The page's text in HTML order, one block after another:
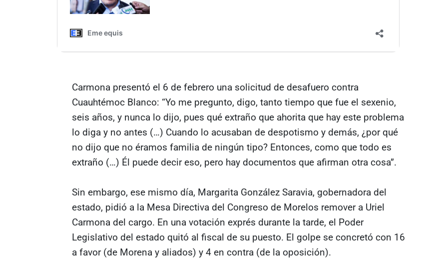
Carmona presentó el 6 de febrero una solicitud de desafuero contra
Cuauhtémoc Blanco: “Yo me pregunto, digo, tanto tiempo que fue el sexenio,
seis años, y nunca lo dijo, pues qué extraño que ahorita que hay este problema
lo diga y no antes (…) Cuando lo acusaban de despotismo y demás, ¿por qué
no dijo que no éramos familia de ningún tipo? Entonces, como que todo es
extraño (…) Él puede decir eso, pero hay documentos que afirman otra cosa”.
Sin embargo, ese mismo día, Margarita González Saravia, gobernadora del
estado, pidió a la Mesa Directiva del Congreso de Morelos remover a Uriel
Carmona del cargo. En una votación exprés durante la tarde, el Poder
Legislativo del estado quitó al fiscal de su puesto. El golpe se concretó con 16
a favor (de Morena y aliados) y 4 en contra (de la oposición).